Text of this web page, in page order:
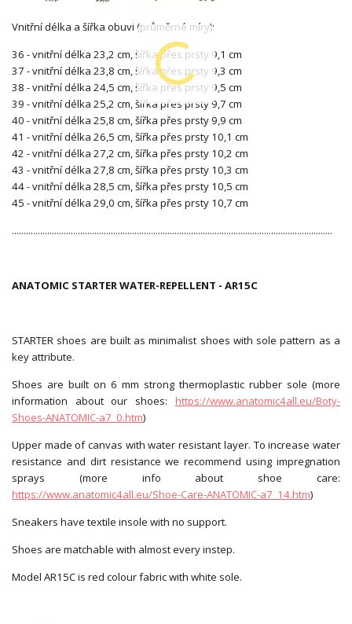
Vnitřní délka a šířka obuvi (průměrné míry):
36 - vnitřní délka 23,2 cm, šířka přes prsty 9,1 cm
37 - vnitřní délka 23,8 cm, šířka přes prsty 9,3 cm
38 - vnitřní délka 24,5 cm, šířka přes prsty 9,5 cm
39 - vnitřní délka 25,2 cm, šířka přes prsty 9,7 cm
40 - vnitřní délka 25,8 cm, šířka přes prsty 9,9 cm
41 - vnitřní délka 26,5 cm, šířka přes prsty 10,1 cm
42 - vnitřní délka 27,2 cm, šířka přes prsty 10,2 cm
43 - vnitřní délka 27,8 cm, šířka přes prsty 10,3 cm
44 - vnitřní délka 28,5 cm, šířka přes prsty 10,5 cm
45 - vnitřní délka 29,0 cm, šířka přes prsty 10,7 cm
........................................................................................................................................
ANATOMIC STARTER WATER-REPELLENT - AR15C
STARTER shoes are built as minimalist shoes with sole pattern as a
key attribute.
Shoes are built on 6 mm strong thermoplastic rubber sole (more
information about our shoes: https://www.anatomic4all.eu/Boty-
Shoes-ANATOMIC-a7_0.htm)
Upper made of canvas with water resistant layer. To increase water
resistance and dirt resistance we recommend using impregnation
sprays (more info about shoe care:
https://www.anatomic4all.eu/Shoe-Care-ANATOMIC-a7_14.htm)
Sneakers have textile insole with no support.
Shoes are matchable with almost every instep.
Model AR15C is red colour fabric with white sole.